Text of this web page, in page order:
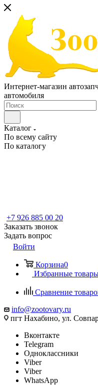
Интернет-магазин
автомобиля
Каталог
По всему сайту
По каталогу
+7 926 885 00 20
Заказать звонок
Задать вопрос
Войти
Корзина0
Избранные
Сравнение
info@zootovary.ru
пгт Нахабино, ул.
Вконтакте
Telegram
Одноклассники
Viber
Viber
WhatsApp